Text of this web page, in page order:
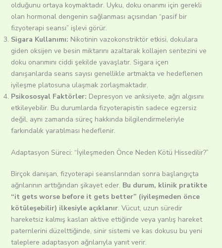
olduğunu ortaya koymaktadır. Uyku, doku onarımı için gerekli
olan hormonal dengenin sağlanması açısından “pasif bir
fizyoterapi seansı” işlevi görür.
Sigara Kullanımı: Nikotinin vazokonstriktör etkisi, dokulara
giden oksijen ve besin miktarını azaltarak kollajen sentezini ve
doku onarımını ciddi şekilde yavaşlatır. Sigara içen
danışanlarda seans sayısı genellikle artmakta ve hedeflenen
iyileşme platosuna ulaşmak zorlaşmaktadır.
Psikososyal Faktörler: Depresyon ve anksiyete, ağrı algısını
etkileyebilir. Bu durumlarda fizyoterapistin sadece egzersiz
değil, aynı zamanda süreç hakkında bilgilendirmeleriyle
farkındalık yaratılması hedeflenir.
Adaptasyon Süreci: “İyileşmeden Önce Neden Kötü Hissedilir?”
Birçok danışan, fizyoterapi seanslarından sonra başlangıçta
ağrılarının arttığından şikayet eder. Bu durum, klinik pratikte
“it gets worse before it gets better” (iyileşmeden önce
kötüleşebilir) ilkesiyle açıklanır. Vücut, uzun süredir
hareketsiz kalmış kasları aktive ettiğinde veya yanlış hareket
paternlerini düzelttiğinde, sinir sistemi ve kas dokusu bu yeni
taleplere adaptasyon ağrılarıyla yanıt verir.